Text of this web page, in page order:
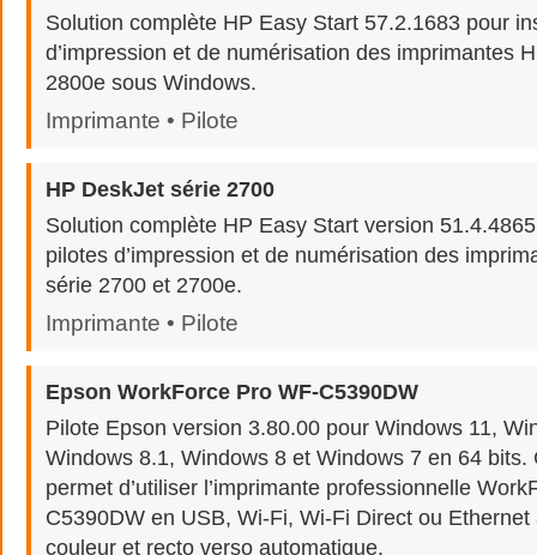
Solution complète HP Easy Start 57.2.1683 pour
d’impression et de numérisation des imprimantes
2800e sous Windows.
Imprimante • Pilote
HP DeskJet série 2700
Solution complète HP Easy Start version
pilotes d’impression et de numérisation des
série 2700 et 2700e.
Imprimante • Pilote
Epson WorkForce Pro WF-C5390DW
Pilote Epson version 3.80.00 pour Windows 11,
Windows 8.1, Windows 8 et Windows 7 en 64 bits.
permet d’utiliser l’imprimante professionnelle
C5390DW en USB, Wi-Fi, Wi-Fi Direct ou
couleur et recto verso automatique.